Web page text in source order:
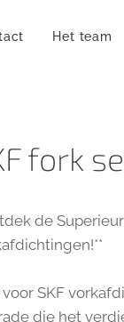
Het team
fork
de
voor SKF
die het